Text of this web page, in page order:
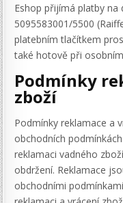
Eshop přijímá platby
5095583001/5500
platebním tlačítkem
také hotově při
Podmínky
zboží
Podmínky reklamace a
obchodních
reklamaci vadného
obdržení. Reklamace
obchodními